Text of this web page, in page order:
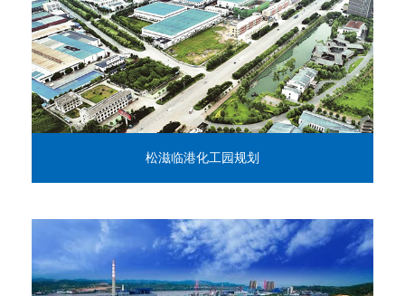
松滋临港化工园规划